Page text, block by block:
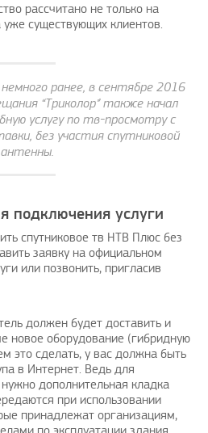
рассчитано не только на
существующих клиентов.
ранее, в сентябре 2016
“Триколор” также начал
услугу по тв-просмотру с
без участия спутниковой
антенны.
подключения услуги
спутниковое тв НТВ Плюс без
заявку на официальном
или позвонить, пригласив
должен будет доставить и
новое оборудование (гибридную
это сделать, у вас должна быть
в Интернет. Ведь для
дополнительная кладка
при использовании
принадлежат организациям,